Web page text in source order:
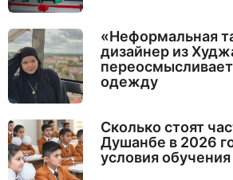
«Неформальная
дизайнер из
одежду
Сколько стоят
Душанбе в 2026
условия обучения